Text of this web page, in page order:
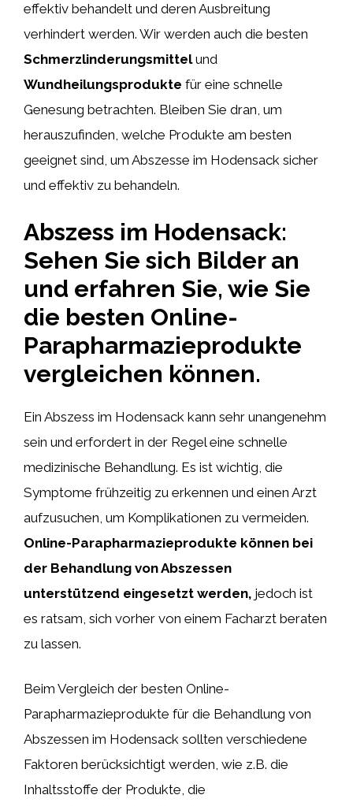
effektiv behandelt und deren Ausbreitung
verhindert werden. Wir werden auch die besten
Schmerzlinderungsmittelund
Wundheilungsprodukte für eine schnelle
Genesung betrachten. Bleiben Sie dran, um
herauszufinden, welche Produkte am besten
geeignet sind, um Abszesse im Hodensack sicher
und effektiv zu behandeln.
Abszess im Hodensack:
Sehen Sie sich Bilder an
und erfahren Sie, wie Sie
die besten Online-
Parapharmazieprodukte
vergleichen können.
Ein Abszess im Hodensack kann sehr unangenehm
sein und erfordert in der Regel eine schnelle
medizinische Behandlung. Es ist wichtig, die
Symptome frühzeitig zu erkennen und einen Arzt
aufzusuchen, um Komplikationen zu vermeiden.
Online-Parapharmazieprodukte können bei
der Behandlung von Abszessen
unterstützend eingesetzt werden, jedoch ist
es ratsam, sich vorher von einem Facharzt beraten
zu lassen.
Beim Vergleich der besten Online-
Parapharmazieprodukte für die Behandlung von
Abszessen im Hodensack sollten verschiedene
Faktoren berücksichtigt werden, wie z.B. die
Inhaltsstoffe der Produkte, die